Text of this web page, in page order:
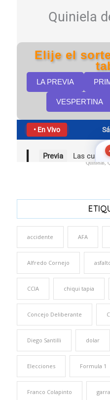
Quinielas,
accidente AFA
Alfredo Cornejo
CCIA chiqui tapia
Concejo Deliberante
Diego Santilli dolar
Elecciones Formula 1
Franco Colapinto